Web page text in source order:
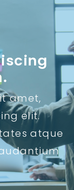
amet,
elit.
atque